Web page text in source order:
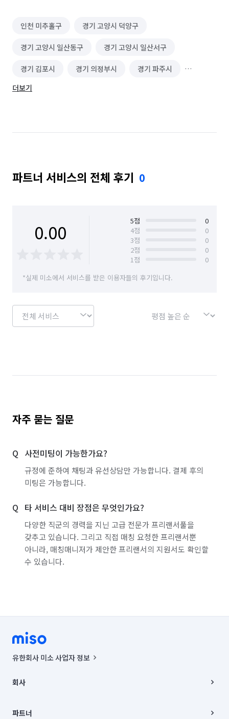
인천 미추홀구 경기 고양시 덕양구
경기 고양시 일산동구 경기 고양시 일산서구
경기 김포시 경기 의정부시 경기 파주시
서울 강북구
인천 부평구 인천 서구
더보기
파트너 서비스의 전체 후기 0
0.00 5점
0
4점
0
3점
0
2점
0
1점
0
*실제 미소에서 서비스를 받은 이용자들의 후기입니다.
자주 묻는 질문
사전미팅이 가능한가요?
규정에 준하여 채팅과 유선상담만 가능합니다. 결제 후의
미팅은 가능합니다.
타 서비스 대비 장점은 무엇인가요?
다양한 직군의 경력을 지닌 고급 전문가 프리랜서풀을
갖추고 있습니다. 그리고 직접 매칭 요청한 프리랜서뿐
아니라, 매칭매니저가 제안한 프리랜서의 지원서도 확인할
수 있습니다.
유한회사 미소 사업자 정보
00019 |
주소 | 본사: 서울특별시 종로구 율곡로 6(중학동, 트윈트리빌딩) B동 5층
회사
채용
파트너